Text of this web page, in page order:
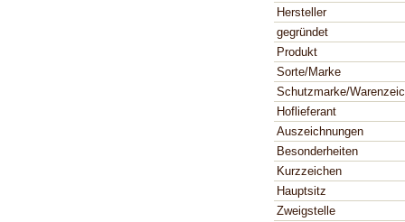
Hersteller
gegründet
Produkt
Sorte/Marke
Schutzmarke/
Hoflieferant
Auszeichnungen
Besonderheiten
Kurzzeichen
Hauptsitz
Zweigstelle